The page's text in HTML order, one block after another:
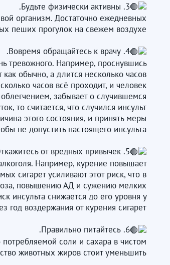
3. Будьте физически активны.
организм. Достаточно ежедневных
пеших прогулок на свежем воздухе.
4. Вовремя обращайтесь к врачу.
тревожного. Например, проснувшись
обычно, а длится несколько часов.
часов всё проходит, и человек
забывает о случившемся.
то считается, что случился инсульт.
этого состояния, и принять меры
не допустить настоящего инсульта.
5. Откажитесь от вредных привычек.
Например, курение повышает
сигарет усиливают этот риск, что в
повышению АД и сужению мелких
инсульта снижается до его уровня у
воздержания от курения сигарет.
6. Правильно питайтесь.
соли и сахара в чистом
животных жиров стоит уменьшить.